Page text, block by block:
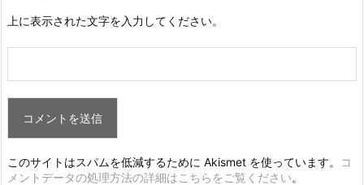
上に表示された文字を入力してください。
このサイトはスパムを低減するために Akismet を使っています。
コ
メントデータの処理方法の詳細はこちらをご覧ください。